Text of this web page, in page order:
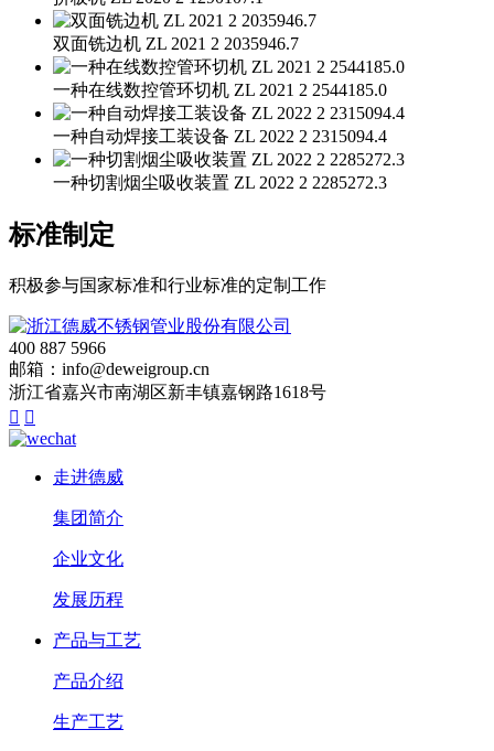
双面铣边机 ZL 2021 2 2035946.7
一种在线数控管环切机 ZL 2021 2 2544185.0
一种自动焊接工装设备 ZL 2022 2 2315094.4
一种切割烟尘吸收装置 ZL 2022 2 2285272.3
标准制定
积极参与国家标准和行业标准的定制工作
400 887 5966
邮箱：info@deweigroup.cn
浙江省嘉兴市南湖区新丰镇嘉钢路1618号
 
走进德威
集团简介
企业文化
发展历程
产品与工艺
产品介绍
生产工艺